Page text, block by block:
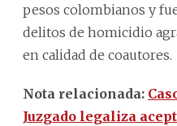
pesos colombianos y
delitos de homicidio
en calidad de coautores.
Nota relacionada:
Juzgado legaliza